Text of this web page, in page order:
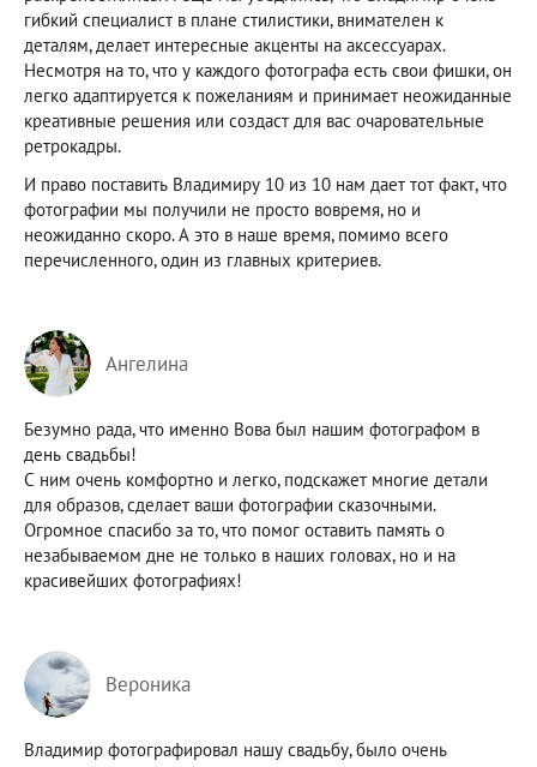
гибкий специалист в плане стилистики, внимателен к
деталям, делает интересные акценты на аксессуарах.
Несмотря на то, что у каждого фотографа есть свои фишки, он
легко адаптируется к пожеланиям и принимает неожиданные
креативные решения или создаст для вас очаровательные
ретрокадры.
И право поставить Владимиру 10 из 10 нам дает тот факт, что
фотографии мы получили не просто вовремя, но и
неожиданно скоро. А это в наше время, помимо всего
перечисленного, один из главных критериев.
Ангелина
Безумно рада, что именно Вова был нашим фотографом в
день свадьбы!
С ним очень комфортно и легко, подскажет многие детали
для образов, сделает ваши фотографии сказочными.
Огромное спасибо за то, что помог оставить память о
незабываемом дне не только в наших головах, но и на
красивейших фотографиях!
Вероника
Владимир фотографировал нашу свадьбу, было очень